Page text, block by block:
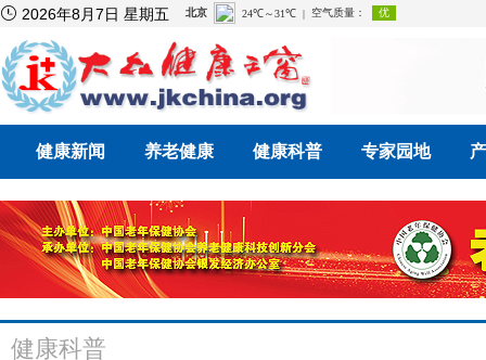
 2026年8月7日 星期五
健康新闻 养老健康 健康科普 专家园地
健康科普